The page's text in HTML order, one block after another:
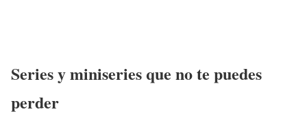
Series y miniseries que no te puedes
perder